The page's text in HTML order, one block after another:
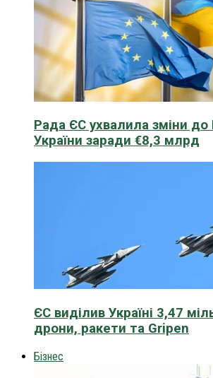
Рада ЄС ухвалила зміни
України заради €8,3 млрд
ЄС виділив Україні 3,47
дрони, ракети та Gripen
Бізнес